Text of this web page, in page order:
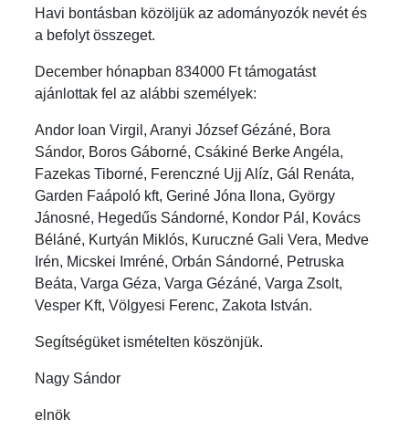
Havi bontásban közöljük az adományozók nevét és
a befolyt összeget.
December hónapban 834000 Ft támogatást
ajánlottak fel az alábbi személyek:
Andor Ioan Virgil, Aranyi József Gézáné, Bora
Sándor, Boros Gáborné, Csákiné Berke Angéla,
Fazekas Tiborné, Ferenczné Ujj Alíz, Gál Renáta,
Garden Faápoló kft, Geriné Jóna Ilona, György
Jánosné, Hegedűs Sándorné, Kondor Pál, Kovács
Béláné, Kurtyán Miklós, Kuruczné Gali Vera, Medve
Irén, Micskei Imréné, Orbán Sándorné, Petruska
Beáta, Varga Géza, Varga Gézáné, Varga Zsolt,
Vesper Kft, Völgyesi Ferenc, Zakota István.
Segítségüket ismételten köszönjük.
Nagy Sándor
elnök